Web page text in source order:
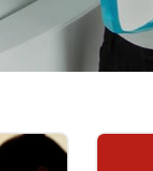
எப்படி